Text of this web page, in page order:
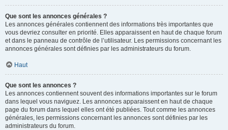
Que sont les annonces générales ?
Les annonces générales contiennent des informations très importantes que
vous devriez consulter en priorité. Elles apparaissent en haut de chaque forum
et dans le panneau de contrôle de l’utilisateur. Les permissions concernant les
annonces générales sont définies par les administrateurs du forum.
Haut
Que sont les annonces ?
Les annonces contiennent souvent des informations importantes sur le forum
dans lequel vous naviguez. Les annonces apparaissent en haut de chaque
page du forum dans lequel elles ont été publiées. Tout comme les annonces
générales, les permissions concernant les annonces sont définies par les
administrateurs du forum.